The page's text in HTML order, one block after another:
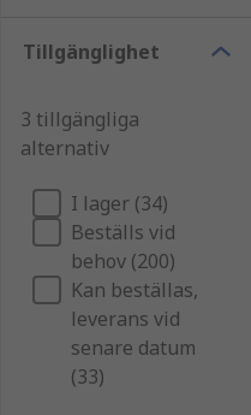
RS erbjuder ett
effektiviteten och
ett system eller en
för större företag
minska när
Tillgänglighet
3 tillgängliga
alternativ
I lager (34)
Beställs vid
behov (200)
Kan beställas,
leverans vid
senare datum
(33)